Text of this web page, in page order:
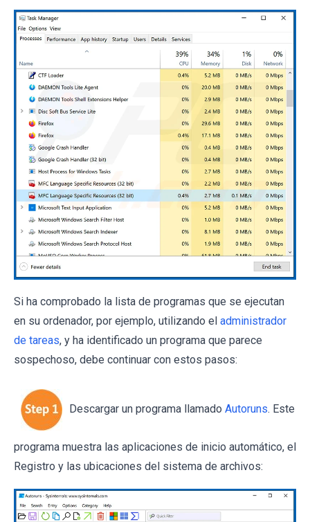
Si ha comprobado la lista de programas que se ejecutan
en su ordenador, por ejemplo, utilizando el administrador
de tareas, y ha identificado un programa que parece
sospechoso, debe continuar con estos pasos:
Descargar un programa llamado Autoruns. Este
programa muestra las aplicaciones de inicio automático, el
Registro y las ubicaciones del sistema de archivos: